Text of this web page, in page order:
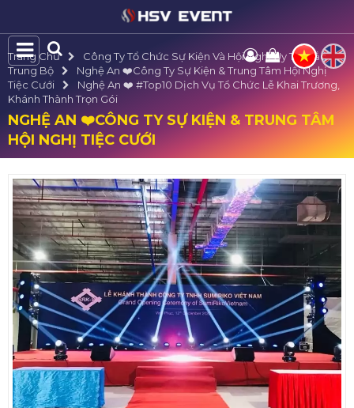
Trang Chủ
Công Ty Tổ Chức Sự Kiện Và Hội Nghị Uy Tín Bắc
Trung Bộ
Nghệ An ❤️️Công Ty Sự Kiện & Trung Tâm Hội Nghị
Tiệc Cưới
Nghệ An ❤️️ #top10 Dịch Vụ Tổ Chức Lễ Khai Trương,
Khánh Thành Trọn Gói
NGHỆ AN ❤️️CÔNG TY SỰ KIỆN & TRUNG TÂM
HỘI NGHỊ TIỆC CƯỚI